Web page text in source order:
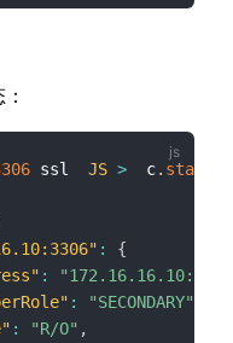
ssl JS >
  c
. status
:
{
:
: "SECONDARY"
: "R/O" ,